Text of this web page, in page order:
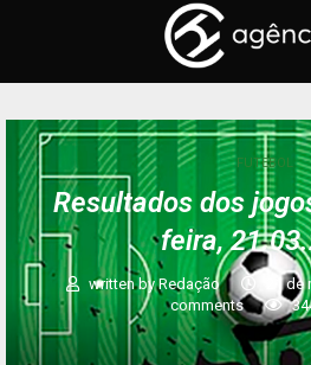
FUTEBOL
Resultados dos
feira,
written byRedação 21
comments